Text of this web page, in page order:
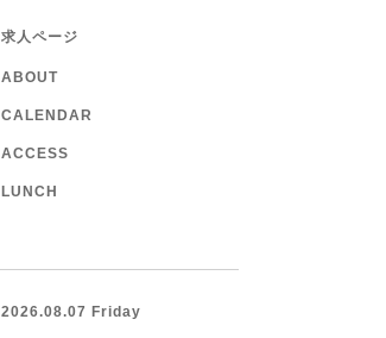
求人ページ
ABOUT
CALENDAR
ACCESS
LUNCH
2026.08.07 Friday